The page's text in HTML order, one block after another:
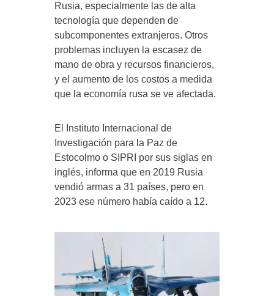
Rusia, especialmente las de alta
tecnología que dependen de
subcomponentes extranjeros. Otros
problemas incluyen la escasez de
mano de obra y recursos financieros,
y el aumento de los costos a medida
que la economía rusa se ve afectada.
El Instituto Internacional de
Investigación para la Paz de
Estocolmo o SIPRI por sus siglas en
inglés, informa que en 2019 Rusia
vendió armas a 31 países, pero en
2023 ese número había caído a 12.